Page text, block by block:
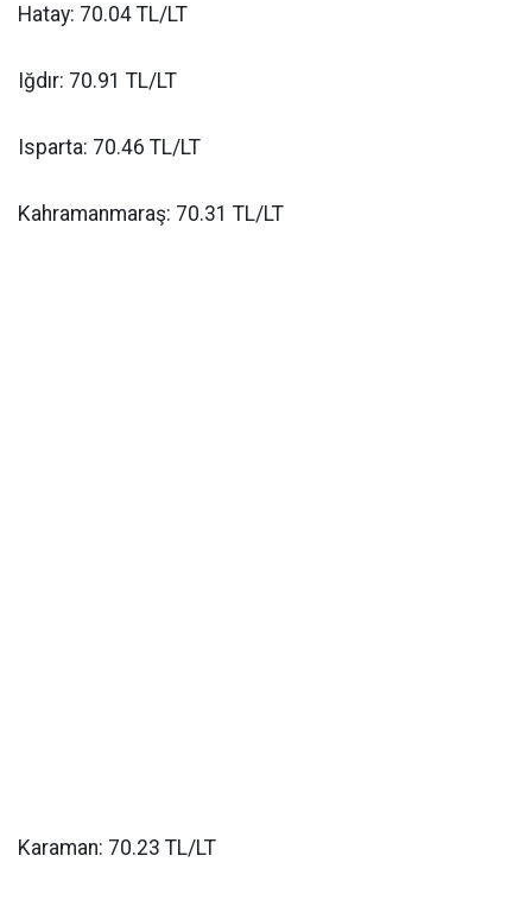
Hatay: 70.04 TL/LT
Iğdır: 70.91 TL/LT
Isparta: 70.46 TL/LT
Kahramanmaraş: 70.31 TL/LT
Karaman: 70.23 TL/LT